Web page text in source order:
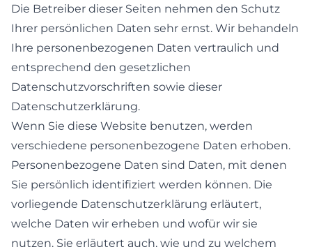
Die Betreiber dieser Seiten nehmen den Schutz
Ihrer persönlichen Daten sehr ernst. Wir behandeln
Ihre personenbezogenen Daten vertraulich und
entsprechend den gesetzlichen
Datenschutzvorschriften sowie dieser
Datenschutzerklärung.
Wenn Sie diese Website benutzen, werden
verschiedene personenbezogene Daten erhoben.
Personenbezogene Daten sind Daten, mit denen
Sie persönlich identifiziert werden können. Die
vorliegende Datenschutzerklärung erläutert,
welche Daten wir erheben und wofür wir sie
nutzen. Sie erläutert auch, wie und zu welchem